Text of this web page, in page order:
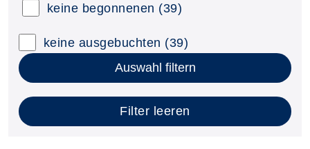
keine begonnenen (39)
keine ausgebuchten (39)
Auswahl filtern
Filter leeren